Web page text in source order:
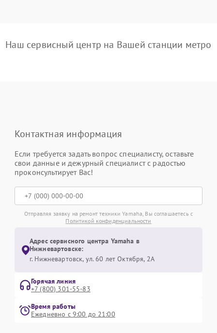
Наш сервисный центр на Вашей станции метро
Контактная информация
Если требуется задать вопрос специалисту, оставьте
свои данные и дежурный специалист с радостью
проконсультирует Вас!
Отправляя заявку на ремонт техники Yamaha, Вы соглашаетесь с
Политикой конфиденциальности
Адрес сервисного центра Yamaha в
Нижневартовске:
г. Нижневартовск, ул. 60 лет Октября, 2А
Горячая линия
+7 (800) 301-55-83
Время работы
Ежедневно с 9:00 до 21:00